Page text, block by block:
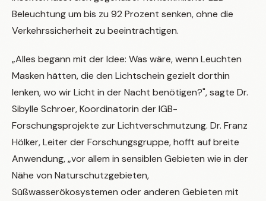
Beleuchtung um bis zu 92 Prozent senken, ohne die
Verkehrssicherheit zu beeinträchtigen.
„Alles begann mit der Idee: Was wäre, wenn Leuchten
Masken hätten, die den Lichtschein gezielt dorthin
lenken, wo wir Licht in der Nacht benötigen?", sagte Dr.
Sibylle Schroer, Koordinatorin der IGB-
Forschungsprojekte zur Lichtverschmutzung. Dr. Franz
Hölker, Leiter der Forschungsgruppe, hofft auf breite
Anwendung, „vor allem in sensiblen Gebieten wie in der
Nähe von Naturschutzgebieten,
Süßwasserökosystemen oder anderen Gebieten mit